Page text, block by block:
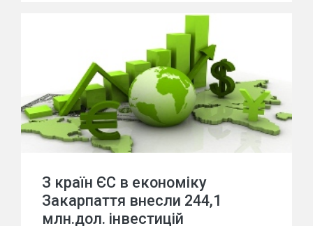
З країн ЄС в економіку
Закарпаття внесли 244,1
млн.дол. інвестицій